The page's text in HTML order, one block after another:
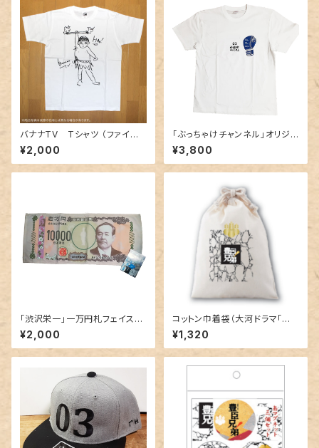
バナナTV Tシャツ （ファイヤ
ーダンス設楽）
¥2,000
「ぶっちゃけチャンネル」オリジナ
ルTシャツ＜グローブ＞白
¥3,800
「渋沢栄一」一万円札フェイスタ
オル
¥2,000
コットン巾着袋（大河ドラマ｢豊
臣兄弟！」ロゴライセンス商品）
¥1,320